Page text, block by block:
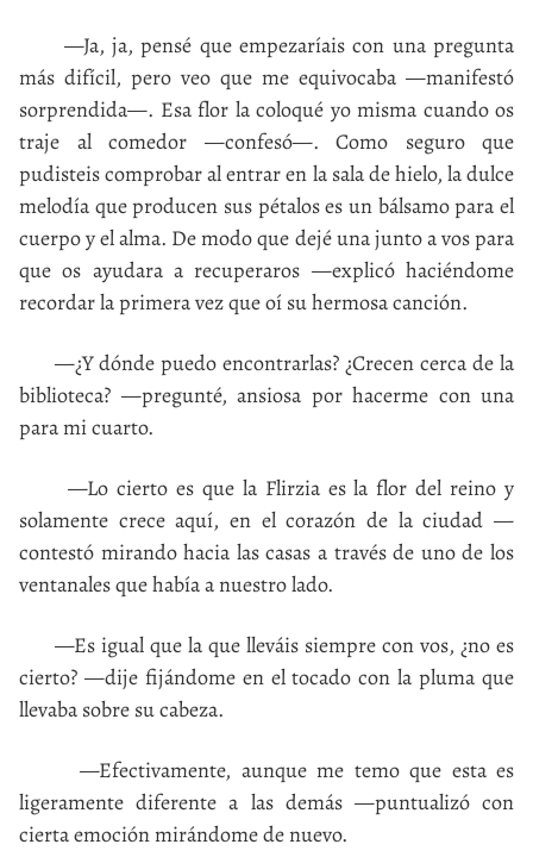
—Ja, ja, pensé que empezaríais con una pregunta
más difícil, pero veo que me equivocaba —manifestó
sorprendida—. Esa flor la coloqué yo misma cuando os
traje al comedor —confesó—. Como seguro que
pudisteis comprobar al entrar en la sala de hielo, la dulce
melodía que producen sus pétalos es un bálsamo para el
cuerpo y el alma. De modo que dejé una junto a vos para
que os ayudara a recuperaros —explicó haciéndome
recordar la primera vez que oí su hermosa canción.
—¿Y dónde puedo encontrarlas? ¿Crecen cerca de la
biblioteca? —pregunté, ansiosa por hacerme con una
para mi cuarto.
—Lo cierto es que la Flirzia es la flor del reino y
solamente crece aquí, en el corazón de la ciudad —
contestó mirando hacia las casas a través de uno de los
ventanales que había a nuestro lado.
—Es igual que la que lleváis siempre con vos, ¿no es
cierto? —dije fijándome en el tocado con la pluma que
llevaba sobre su cabeza.
—Efectivamente, aunque me temo que esta es
ligeramente diferente a las demás —puntualizó con
cierta emoción mirándome de nuevo.